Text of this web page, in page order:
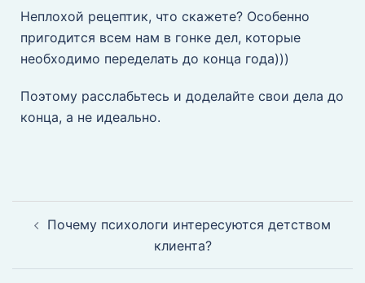
Неплохой рецептик, что скажете? Особенно
пригодится всем нам в гонке дел, которые
необходимо переделать до конца года)))
Поэтому расслабьтесь и доделайте свои дела до
конца, а не идеально.
Почему психологи интересуются детством
клиента?